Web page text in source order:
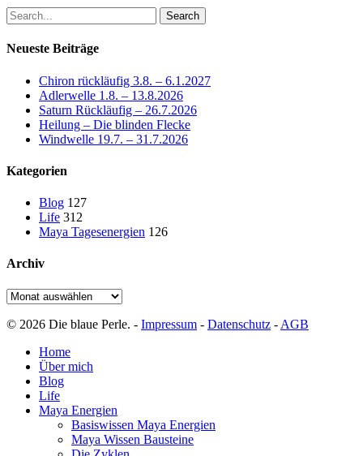
Search
Neueste Beiträge
Chiron rückläufig 3.8. – 6.1.2027
Adlerwelle 1.8. – 13.8.2026
Saturn Rückläufig – 26.7.2026
Heilung – Die blinden Flecke
Windwelle 19.7. – 31.7.2026
Kategorien
Blog 127
Life 312
Maya Tagesenergien 126
Archiv
Archiv
© 2026 Die blaue Perle. - Impressum - Datenschutz - AGB
Close
Menu
Home
Über mich
Blog
Life
Maya Energien
Basiswissen Maya Energien
Maya Wissen Bausteine